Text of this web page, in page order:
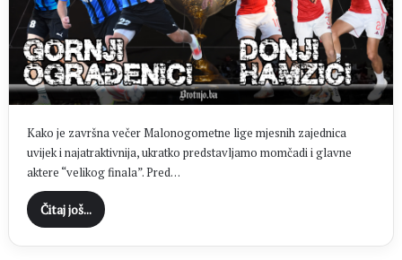
Kako je završna večer Malonogometne lige mjesnih zajednica
uvijek i najatraktivnija, ukratko predstavljamo momčadi i glavne
aktere “velikog finala”. Pred…
Čitaj još...